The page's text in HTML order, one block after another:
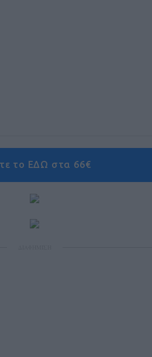
το ΕΔΩ στα 66€